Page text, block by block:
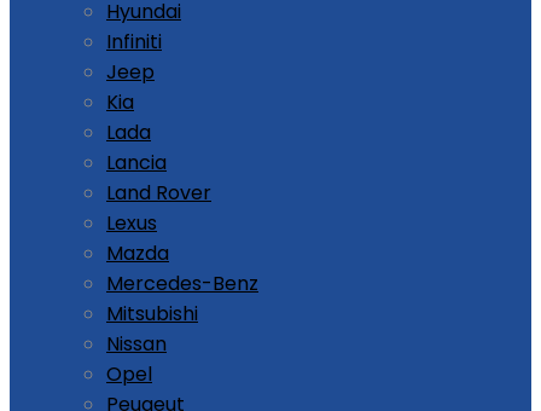
Hyundai
Infiniti
Jeep
Kia
Lada
Lancia
Land Rover
Lexus
Mazda
Mercedes-Benz
Mitsubishi
Nissan
Opel
Peugeut